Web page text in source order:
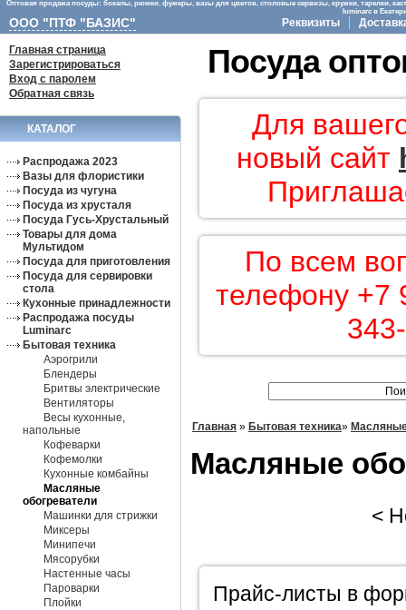
Оптовая продажа посуды: бокалы, рюмки, фужеры, вазы для цветов, столовые сервизы, кружки, тарелки,
luminarc в
ООО "ПТФ "БАЗИС" Реквизиты
Главная страница
Зарегистрироваться
Вход с паролем
Обратная связь
КАТАЛОГ
Распродажа 2023
Вазы для флористики
Посуда из чугуна
Посуда из хрусталя
Посуда Гусь-Хрустальный
Товары для дома
Мультидом
Посуда для приготовления
Посуда для сервировки
стола
Кухонные принадлежности
Распродажа посуды
Luminarc
Бытовая техника
Аэрогрили
Блендеры
Бритвы электрические
Вентиляторы
Весы кухонные,
напольные
Кофеварки
Кофемолки
Кухонные комбайны
Масляные
обогреватели
Машинки для стрижки
Миксеры
Минипечи
Мясорубки
Настенные часы
Пароварки
Плойки
Посуда
Для
новый сайт
По всем
телефону +7
Главная » Бытовая техника»
Масляные
<
Прайс-листы в